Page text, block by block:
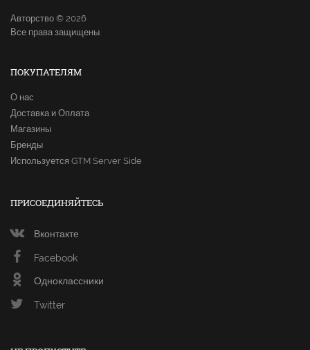
Авторство © 2026
Все права защищены.
ПОКУПАТЕЛЯМ
О нас
Доставка и Оплата
Магазины
Бренды
Используется GTM Server Side
ПРИСОЕДИНЯЙТЕСЬ
Вконтакте
Facebook
Одноклассники
Twitter